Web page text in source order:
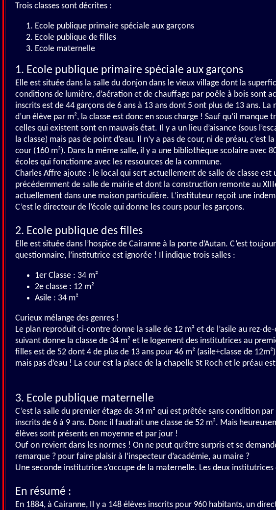
Trois classes sont décrites :
Ecole publique primaire spéciale aux garçons
Ecole publique de filles
Ecole maternelle
1. Ecole publique primaire spéciale aux garçons
Elle est située dans la salle du donjon dans le vieux village dont la
conditions de lumière, d’aération et de chauffage par poêle à bois sont
inscrits est de 44 garçons de 6 ans à 13 ans dont 5 ont plus de 13 ans.
d’un élève par m², la classe est donc en sous charge ! Sauf qu’il manque
celles qui existent sont en mauvais état. Il y a un lieu d’aisance (sous
la classe) mais pas de point d’eau. Il n’y a pas de cour, ni de préau, c’est
cour (160 m²). Dans la même salle, il y a une bibliothèque scolaire avec
écoles qui fonctionne avec les ressources de la commune.
Charles Affre ajoute : le local qui sert actuellement de salle de classe
précédemment de salle de mairie et dont la construction remonte au
actuellement dans une maison particulière. L’instituteur reçoit une
C’est le directeur de l’école qui donne les cours pour les garçons.
2. Ecole publique des filles
Elle est située dans l’hospice de Cairanne à la porte d’Autan. C’est
questionnaire, l’institutrice est ignorée ! Il indique trois salles :
1er Classe : 34 m²
2e classe : 12 m²
Asile : 34 m²
Curieux mélange des genres !
Le plan reproduit ci-contre donne la salle de 12 m² et de l’asile au rez-
suivant donne la classe de 34 m² et le logement des institutrices au
filles est de 52 dont 4 de plus de 13 ans pour 46 m² (asile+classe de
mais pas d’eau ! La cour est la place de la chapelle St Roch et le préau
3. Ecole publique maternelle
C’est la salle du premier étage de 34 m² qui est prêtée sans condition par
inscrits de 6 à 9 ans. Donc il faudrait une classe de 52 m². Mais
élèves sont présents en moyenne et par jour !
Ouf on revient dans les normes ! On ne peut qu’être surpris et se
remarque ? pour faire plaisir à l’inspecteur d’académie, au maire ?
Une seconde institutrice s’occupe de la maternelle. Les deux institutrices
En résumé :
En 1884, à Cairanne, Il y a 148 élèves inscrits pour 960 habitants, un